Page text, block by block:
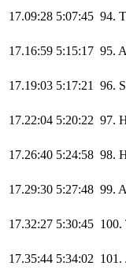
17.09:28 5:07:45 94.
17.16:59 5:15:17 95.
17.19:03 5:17:21 96.
17.22:04 5:20:22 97.
17.26:40 5:24:58 98.
17.29:30 5:27:48 99.
17.32:27 5:30:45 100.
17.35:44 5:34:02 101.